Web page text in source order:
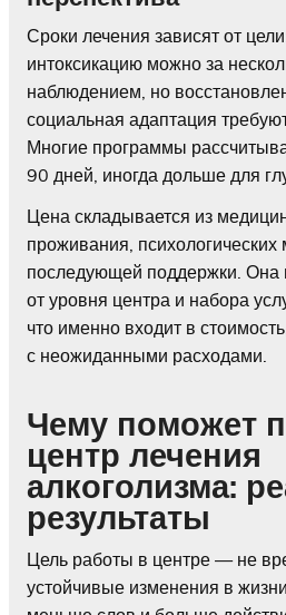
Сроки лечения зависят от
интоксикацию можно за
наблюдением, но
социальная адаптация
Многие программы
90 дней, иногда дольше для
Цена складывается из
проживания, психологических
последующей поддержки. Она
от уровня центра и набора
что именно входит в
с неожиданными расходами.
Чему поможет
центр лечения
алкоголизма:
результаты
Цель работы в центре — не
устойчивые изменения в